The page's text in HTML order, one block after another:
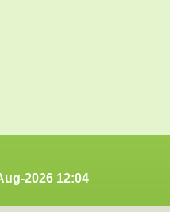
2026 12:04